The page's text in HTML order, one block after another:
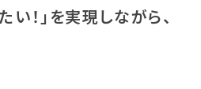
い！」を実現しながら、